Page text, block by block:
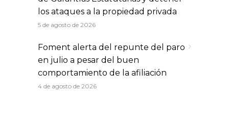
los ataques a la propiedad privada
5 de agosto de 2026
Foment alerta del repunte del paro
en julio a pesar del buen
comportamiento de la afiliación
4 de agosto de 2026